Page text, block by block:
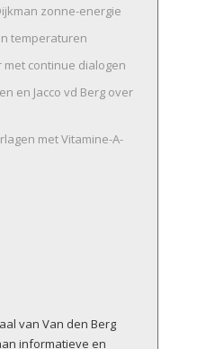
zonne-energie
temperaturen
continue dialogen
en Jacco vd Berg over
met Vitamine-A-
van Van den Berg
informatieve en